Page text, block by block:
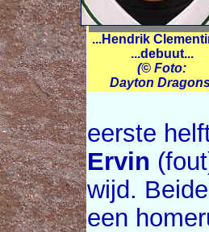
...Hendrik
...debuut...
(© Foto:
Dayton
eerste
Ervin
wijd.
een